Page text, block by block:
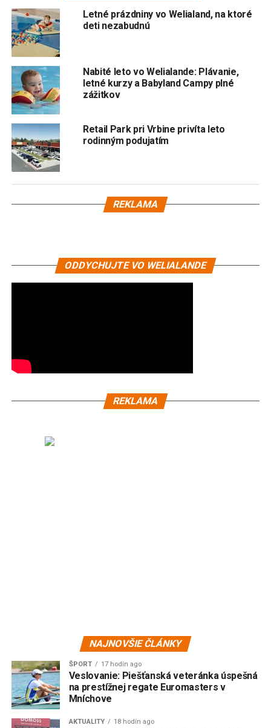
Letné prázdniny vo Welialand, na ktoré
deti nezabudnú
Nabité leto vo Welialande: Plávanie,
letné kurzy a Babyland Campy plné
zážitkov
Retail Park pri Vrbine privíta leto
rodinným podujatím
REKLAMA
ODDYCHUJTE VO WELIALANDE
REKLAMA
NAJNOVŠIE ČLÁNKY
ŠPORT 17 hodín ago
Veslovanie: Piešťanská veteránka úspešná
na prestížnej regate Euromasters v
Mníchove
AKTUALITY 18 hodín ago